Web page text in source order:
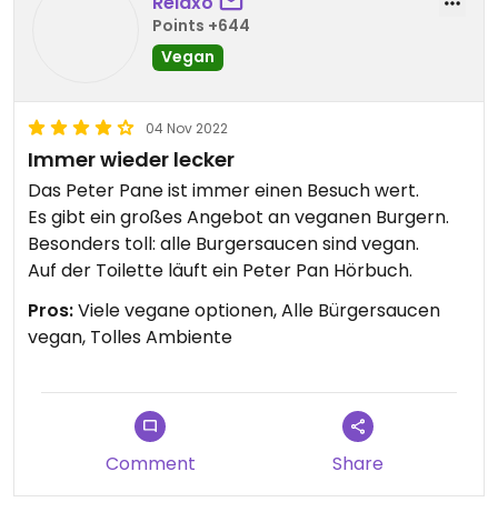
und nicht überzeugend lecker. Es ist zu wenig Platz
auf dem Tisch, auch wegen der Soßen, man kann
sich nicht anlehnen, was bei einem längeren
Aufenthalt störend ist.
Points +644
Vegan
04 Nov 2022
Immer wieder lecker
Das Peter Pane ist immer einen Besuch wert.
Es gibt ein großes Angebot an veganen Burgern.
Besonders toll: alle Burgersaucen sind vegan.
Auf der Toilette läuft ein Peter Pan Hörbuch.
Pros:Viele vegane optionen, Alle Bürgersaucen
vegan, Tolles Ambiente
Comment Share